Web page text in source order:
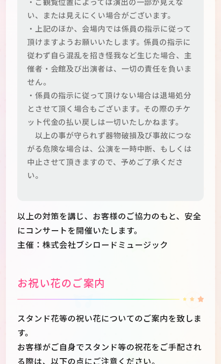
い、または見えにくい場合がございます。
・上記のほか、会場内では係員の指示に従って
頂けますようお願いいたします。係員の指示に
従わず自ら混乱を招き怪我など生じた場合、主
催者・会館及び出演者は、一切の責任を負いま
せん。
・係員の指示に従って頂けない場合は退場処分
とさせて頂く場合もございます。その際のチケ
ット代金の払い戻しは一切いたしかねます。
以上の事が守られず器物破損及び事故につな
がる危険な場合は、公演を一時中断、もしくは
中止させて頂きますので、予めご了承くださ
い。
以上の対策を講じ、お客様のご協力のもと、安全
にコンサートを開催いたします。
主催：株式会社ブシロードミュージック
お祝い花のご案内
スタンド花等の祝い花についてのご案内を致しま
す。
お客様がご自身でスタンド等の祝花をご手配され
る際は、以下の点にご注意ください。